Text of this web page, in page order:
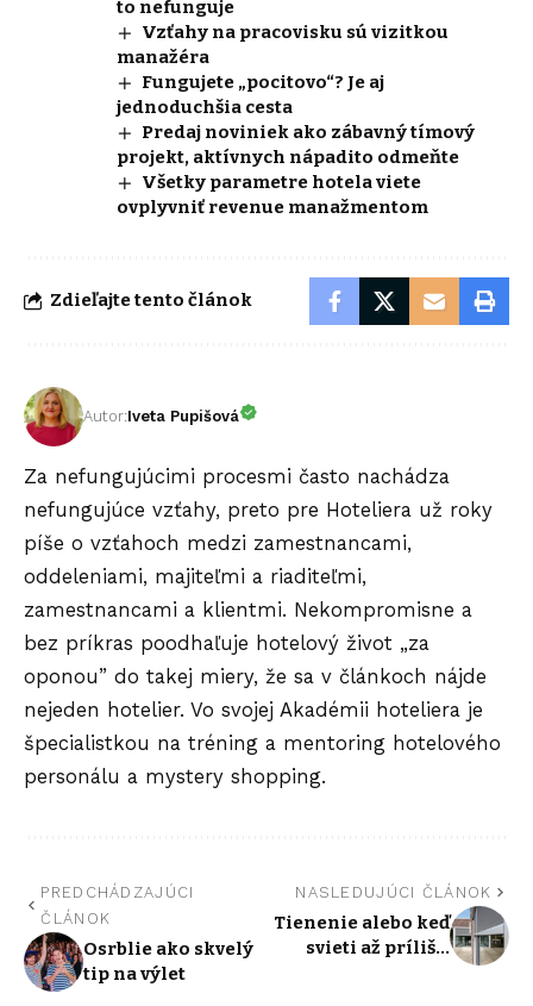
to nefunguje
Vzťahy na pracovisku sú vizitkou
manažéra
Fungujete „pocitovo“? Je aj
jednoduchšia cesta
Predaj noviniek ako zábavný tímový
projekt, aktívnych nápadito odmeňte
Všetky parametre hotela viete
ovplyvniť revenue manažmentom
Zdieľajte tento článok
Autor:Iveta Pupišová
Za nefungujúcimi procesmi často nachádza
nefungujúce vzťahy, preto pre Hoteliera už roky
píše o vzťahoch medzi zamestnancami,
oddeleniami, majiteľmi a riaditeľmi,
zamestnancami a klientmi. Nekompromisne a
bez príkras poodhaľuje hotelový život „za
oponou” do takej miery, že sa v článkoch nájde
nejeden hotelier. Vo svojej Akadémii hoteliera je
špecialistkou na tréning a mentoring hotelového
personálu a mystery shopping.
PREDCHÁDZAJÚCI
ČLÁNOK
Osrblie ako skvelý
tip na výlet
NASLEDUJÚCI ČLÁNOK
Tienenie alebo keď
svieti až príliš…